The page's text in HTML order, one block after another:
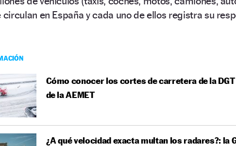
circulan en España y cada uno de ellos registra su
Cómo conocer los cortes de carretera de la
de la AEMET
¿A qué velocidad exacta multan los radares?: la